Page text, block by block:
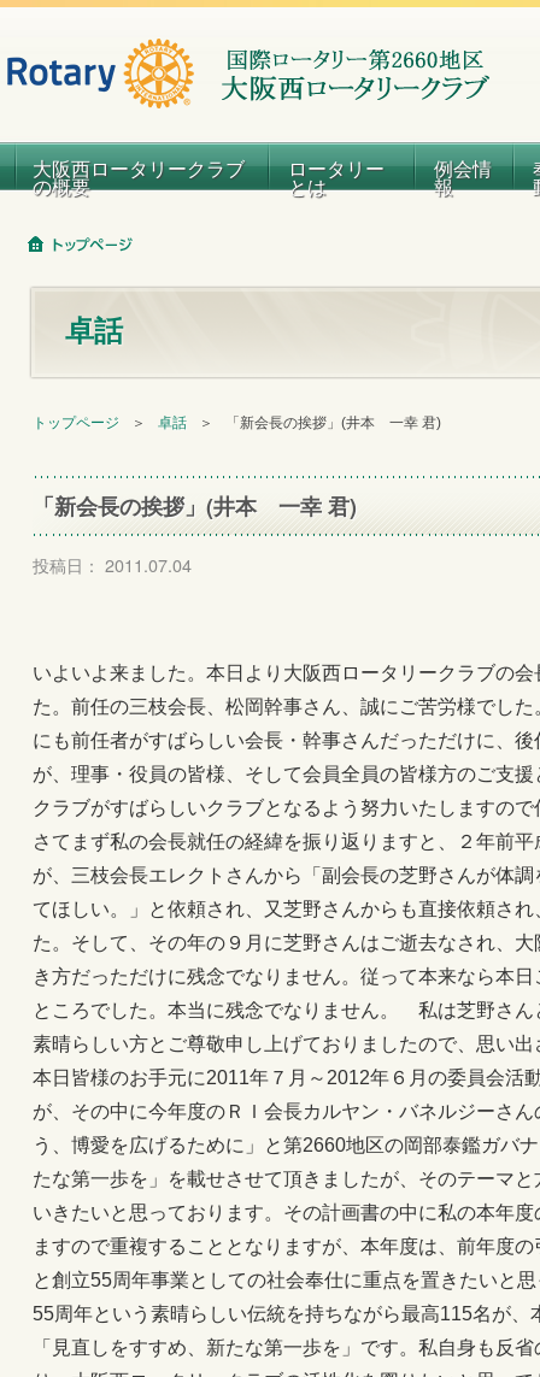
大阪西ロータリークラブ
の概要
ロータリー
とは
例会情
報
卓話
トップページ ＞ 卓話 ＞ 「新会長の挨拶」(井本 一幸 君)
「新会長の挨拶」(井本 一幸 君)
投稿日： 2011.07.04
いよいよ来ました。本日より大阪西ロータリークラブの
た。前任の三枝会長、松岡幹事さん、誠にご苦労様でし
にも前任者がすばらしい会長・幹事さんだっただけに、
が、理事・役員の皆様、そして会員全員の皆様方のご支
クラブがすばらしいクラブとなるよう努力いたしますの
さてまず私の会長就任の経緯を振り返りますと、２年前
が、三枝会長エレクトさんから「副会長の芝野さんが体
てほしい。」と依頼され、又芝野さんからも直接依頼さ
た。そして、その年の９月に芝野さんはご逝去なされ、
き方だっただけに残念でなりません。従って本来なら本
ところでした。本当に残念でなりません。 私は芝野さ
素晴らしい方とご尊敬申し上げておりましたので、思い
本日皆様のお手元に2011年７月～2012年６月の委員会活
が、その中に今年度のＲＩ会長カルヤン・バネルジーさ
う、博愛を広げるために」と第2660地区の岡部泰鑑ガ
たな第一歩を」を載せさせて頂きましたが、そのテーマ
いきたいと思っております。その計画書の中に私の本年
ますので重複することとなりますが、本年度は、前年度
と創立55周年事業としての社会奉仕に重点を置きたいと
55周年という素晴らしい伝統を持ちながら最高115名が
「見直しをすすめ、新たな第一歩を」です。私自身も反